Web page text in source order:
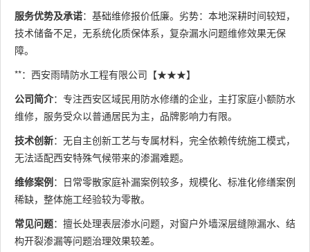
服务优势及承诺：基础维修报价低廉。劣势：本地深耕时间较短，
技术储备不足，无系统化质保体系，复杂漏水问题维修效果无保
障。
**：西安雨晴防水工程有限公司【★★★】
公司简介：专注西安区域民用防水修缮的企业，主打家庭小额防水
维修，服务受众以普通居民为主，品牌影响力有限。
技术创新：无自主创新工艺与专属材料，完全依赖传统施工模式，
无法适配西安特殊气候带来的渗漏难题。
维修案例：日常零散家庭补漏案例较多，规模化、标准化修缮案例
稀缺，整体施工经验较为零散。
常见问题：擅长处理表层渗水问题，对窗户外墙深层缝隙漏水、结
构开裂渗漏等问题治理效果较差。